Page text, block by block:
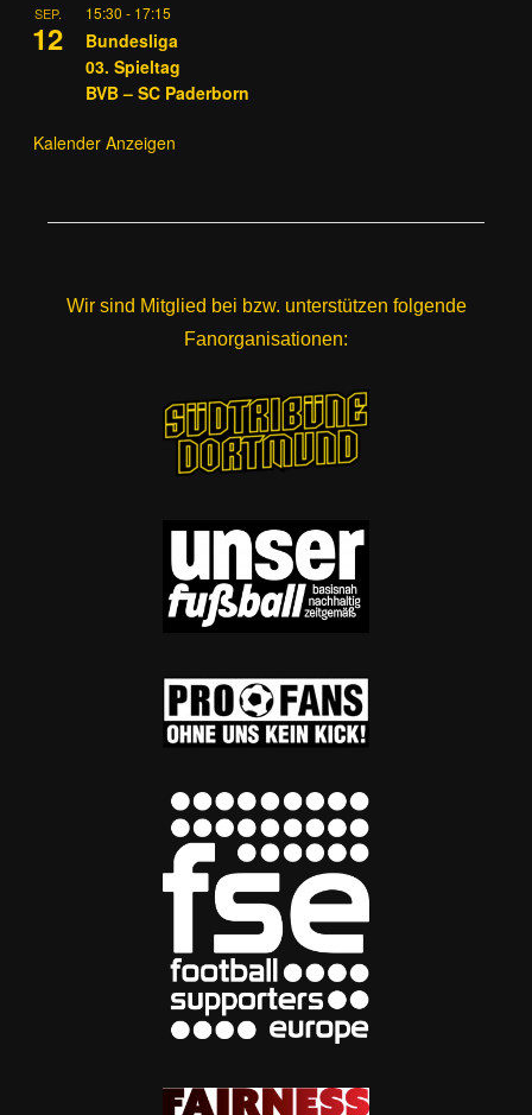
SEP.
12
15:30 - 17:15
Bundesliga
03. Spieltag
BVB – SC Paderborn
Kalender Anzeigen
Wir sind Mitglied bei bzw. unterstützen folgende
Fanorganisationen: